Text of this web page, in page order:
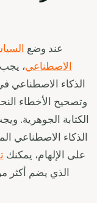
عند وضع
الاصطناعي،
الذكاء الاصطناعي
وتصحيح الأخطاء
الكتابة الجوهرية.
الذكاء الاصطناعي
على الإلهام، يمكنك